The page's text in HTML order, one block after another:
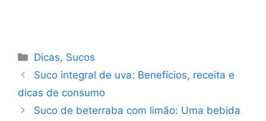
Categorias
Dicas, Sucos
Suco integral de uva: Benefícios, receita e
dicas de consumo
Suco de beterraba com limão: Uma bebida